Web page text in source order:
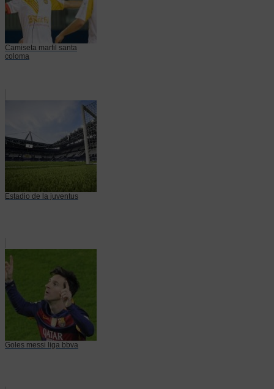
Camiseta marfil santa
coloma
Estadio de la juventus
Goles messi liga bbva